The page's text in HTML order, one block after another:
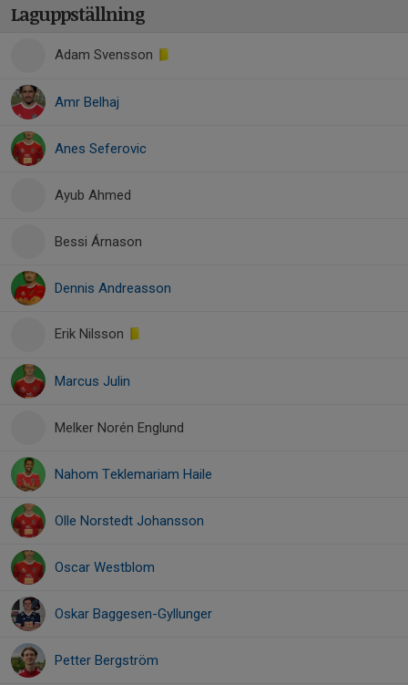
Laguppställning
Adam Svensson
Amr Belhaj
Anes Seferovic
Ayub Ahmed
Bessi Árnason
Dennis Andreasson
Erik Nilsson
Marcus Julin
Melker Norén Englund
Nahom Teklemariam Haile
Olle Norstedt Johansson
Oscar Westblom
Oskar Baggesen-Gyllunger
Petter Bergström